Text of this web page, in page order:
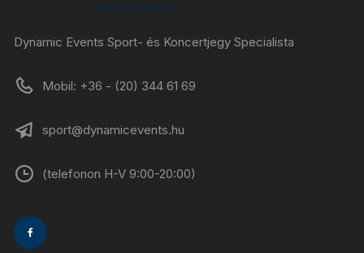
Dynamic Events Sport- és Koncertjegy Specialista
Mobil: +36 - (20) 344 61 69
sport@dynamicevents.hu
(telefonon H-V 9:00-20:00)